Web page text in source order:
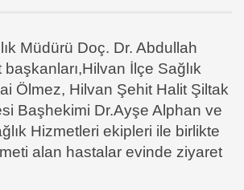
Müdürü Doç. Dr. Abdullah
İlçe Sağlık
Ölmez, Hilvan Şehit Halit Şiltak
Başhekimi Dr.Ayşe Alphan ve
Hizmetleri ekipleri ile birlikte
alan hastalar evinde ziyaret